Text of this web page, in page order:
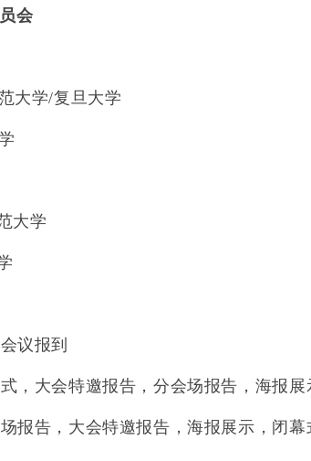
会
大学/复旦大学
大学
议报到
，大会特邀报告，分会场报告，海报展
报告，大会特邀报告，海报展示，闭幕